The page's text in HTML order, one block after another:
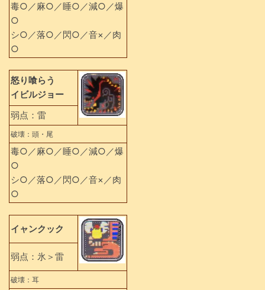
毒○／麻○／睡○／減○／爆
○
シ○／落○／閃○／音×／肉
○
怒り喰らう
イビルジョー
弱点：雷
破壊：頭・尾
毒○／麻○／睡○／減○／爆
○
シ○／落○／閃○／音×／肉
○
イャンクック
弱点：氷＞雷
破壊：耳